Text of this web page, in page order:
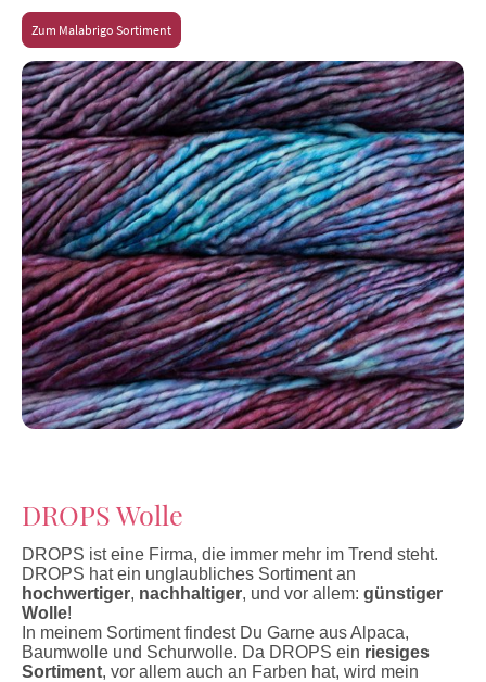
Zum Malabrigo Sortiment
DROPS Wolle
DROPS ist eine Firma, die immer mehr im Trend steht.
DROPS hat ein unglaubliches Sortiment an
hochwertiger, nachhaltiger, und vor allem: günstiger
Wolle!
In meinem Sortiment findest Du Garne aus Alpaca,
Baumwolle und Schurwolle. Da DROPS ein riesiges
Sortiment, vor allem auch an Farben hat, wird mein